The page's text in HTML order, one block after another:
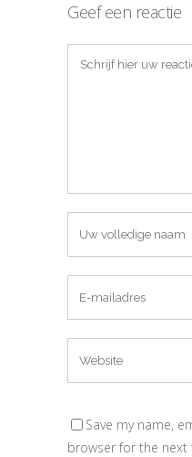
Geef een reactie
Save my name,
browser for the next